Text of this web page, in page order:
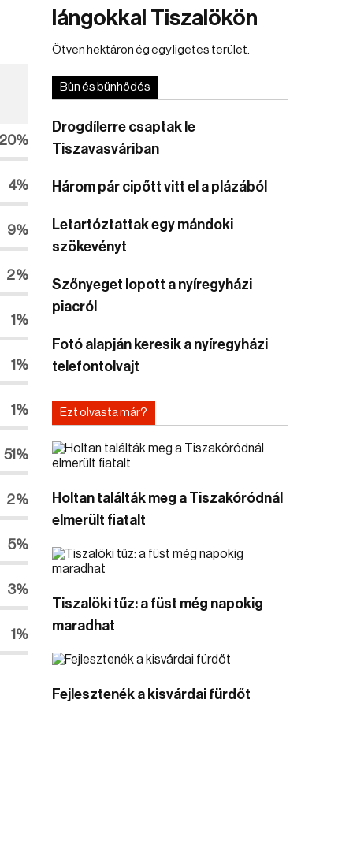
20%
4%
9%
2%
1%
1%
1%
51%
2%
5%
3%
1%
lángokkal Tiszalökön
Ötven hektáron ég egy ligetes terület.
Bűn és bűnhődés
Drogdílerre csaptak le
Tiszavasváriban
Három pár cipőtt vitt el a plázából
Letartóztattak egy mándoki
szökevényt
Szőnyeget lopott a nyíregyházi
piacról
Fotó alapján keresik a nyíregyházi
telefontolvajt
Ezt olvasta már?
Holtan találták meg a Tiszakóródnál
elmerült fiatalt
Tiszalöki tűz: a füst még napokig
maradhat
Fejlesztenék a kisvárdai fürdőt